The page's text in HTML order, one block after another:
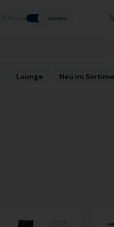
Business
Lounge Neu im